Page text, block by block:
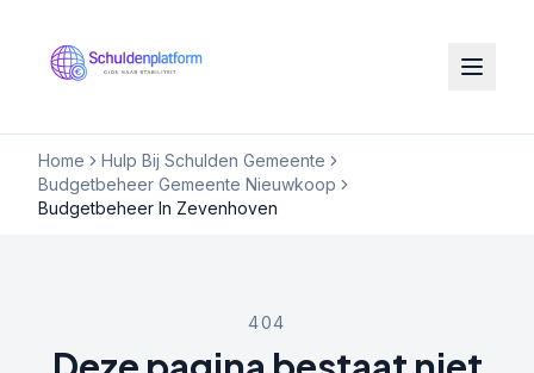
Home
Hulp Bij Schulden Gemeente
Budgetbeheer Gemeente Nieuwkoop
Budgetbeheer In Zevenhoven
404